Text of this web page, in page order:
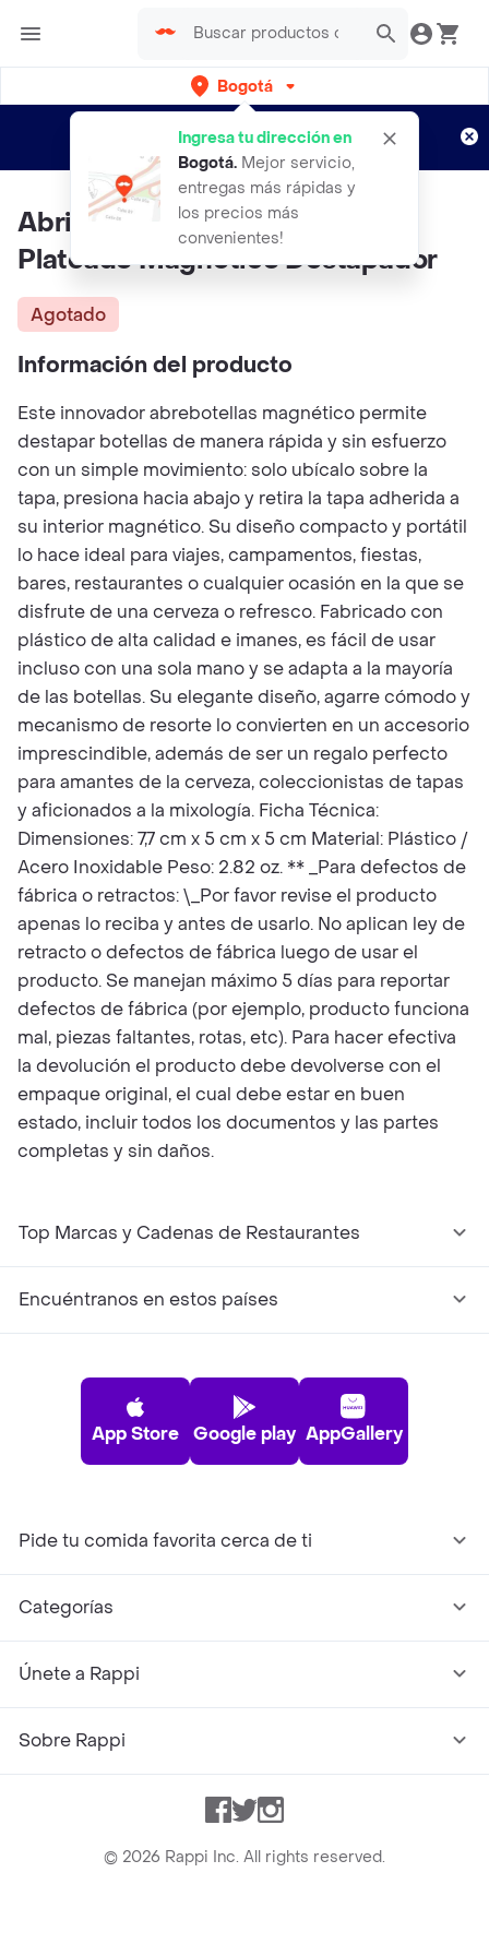
Bogotá
Ingresa tu dirección en
Bogotá. Mejor servicio,
entregas más rápidas y
los precios más
convenientes!
envíos gratis por semanas
Aplican TyC
Abridor De Cervezas Botellas
Plateado Magnético Destapador
Agotado
Información del producto
Este innovador abrebotellas magnético permite
destapar botellas de manera rápida y sin esfuerzo
con un simple movimiento: solo ubícalo sobre la
tapa, presiona hacia abajo y retira la tapa adherida a
su interior magnético. Su diseño compacto y portátil
lo hace ideal para viajes, campamentos, fiestas,
bares, restaurantes o cualquier ocasión en la que se
disfrute de una cerveza o refresco. Fabricado con
plástico de alta calidad e imanes, es fácil de usar
incluso con una sola mano y se adapta a la mayoría
de las botellas. Su elegante diseño, agarre cómodo y
mecanismo de resorte lo convierten en un accesorio
imprescindible, además de ser un regalo perfecto
para amantes de la cerveza, coleccionistas de tapas
y aficionados a la mixología. Ficha Técnica:
Dimensiones: 7,7 cm x 5 cm x 5 cm Material: Plástico /
Acero Inoxidable Peso: 2.82 oz. ** _Para defectos de
fábrica o retractos: \_Por favor revise el producto
apenas lo reciba y antes de usarlo. No aplican ley de
retracto o defectos de fábrica luego de usar el
producto. Se manejan máximo 5 días para reportar
defectos de fábrica (por ejemplo, producto funciona
mal, piezas faltantes, rotas, etc). Para hacer efectiva
la devolución el producto debe devolverse con el
empaque original, el cual debe estar en buen
estado, incluir todos los documentos y las partes
completas y sin daños.
Top Marcas y Cadenas de Restaurantes
Encuéntranos en estos países
App Store Google play AppGallery
Pide tu comida favorita cerca de ti
Categorías
Únete a Rappi
Sobre Rappi
Facebook
TwitterInstagram
© 2026 Rappi Inc. All rights reserved.